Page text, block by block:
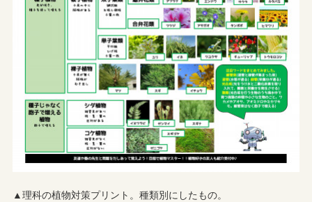
▲理科の植物対策プリント。種類別にしたもの。